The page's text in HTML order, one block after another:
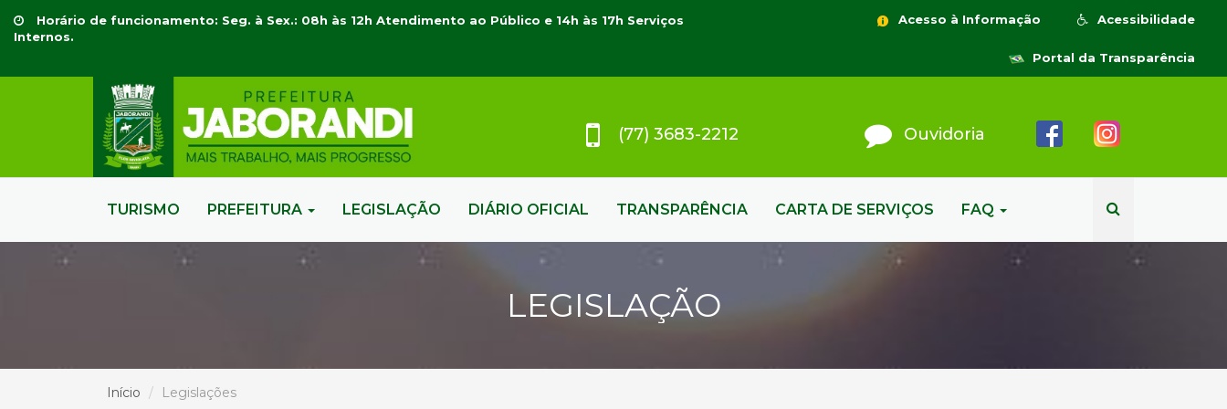
Horário de funcionamento: Seg. à Sex.: 08h às 12h Atendimento ao Público e 14h às 17h Serviços
Internos.
Acessibilidade
Acesso à Informação
Portal da Transparência
(77) 3683-2212 Ouvidoria
TURISMO PREFEITURA LEGISLAÇÃO DIÁRIO OFICIAL TRANSPARÊNCIA CARTA DE SERVIÇOS FAQ
LEGISLAÇÃO
Início Legislações